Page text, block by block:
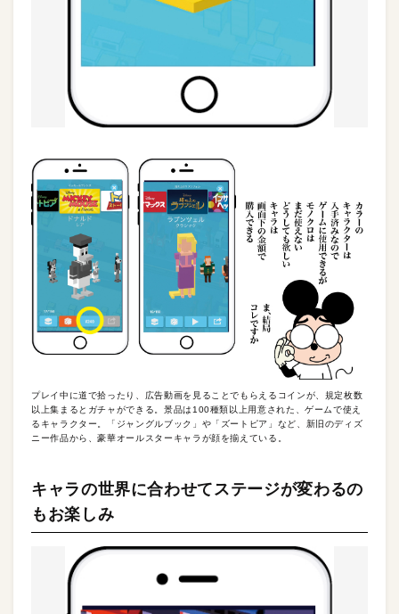
プレイ中に道で拾ったり、広告動画を見ることでもらえるコインが、規定枚数
以上集まるとガチャができる。景品は100種類以上用意された、ゲームで使え
るキャラクター。「ジャングルブック」や「ズートピア」など、新旧のディズ
ニー作品から、豪華オールスターキャラが顔を揃えている。
キャラの世界に合わせてステージが変わるの
もお楽しみ